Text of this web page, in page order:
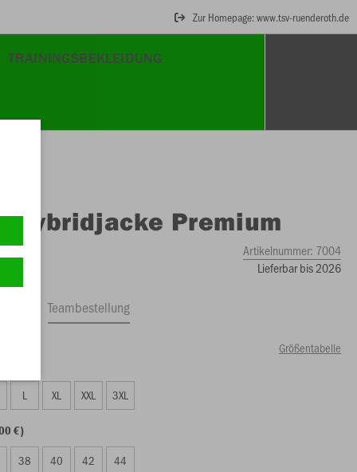
Zur Homepage: www.tsv-ruenderoth.de
TRAININGSBEKLEIDUNG
Hybridjacke Premium
Artikelnummer: 7004
Lieferbar bis 2026
Teambestellung
Größentabelle
L XL XXL 3XL
€)
38 40 42 44